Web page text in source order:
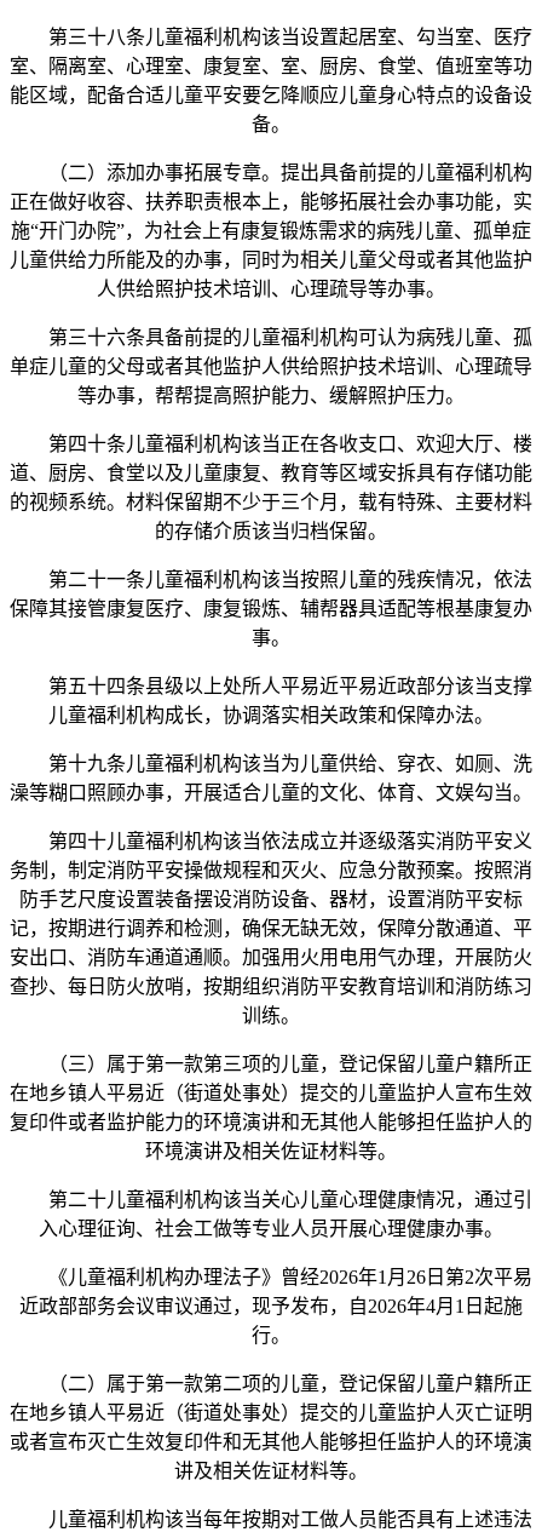
第三十八条儿童福利机构该当设置起居室、勾当室、医疗
室、隔离室、心理室、康复室、室、厨房、食堂、值班室等功
能区域，配备合适儿童平安要乞降顺应儿童身心特点的设备设
备。
（二）添加办事拓展专章。提出具备前提的儿童福利机构
正在做好收容、扶养职责根本上，能够拓展社会办事功能，实
施“开门办院”，为社会上有康复锻炼需求的病残儿童、孤单症
儿童供给力所能及的办事，同时为相关儿童父母或者其他监护
人供给照护技术培训、心理疏导等办事。
第三十六条具备前提的儿童福利机构可认为病残儿童、孤
单症儿童的父母或者其他监护人供给照护技术培训、心理疏导
等办事，帮帮提高照护能力、缓解照护压力。
第四十条儿童福利机构该当正在各收支口、欢迎大厅、楼
道、厨房、食堂以及儿童康复、教育等区域安拆具有存储功能
的视频系统。材料保留期不少于三个月，载有特殊、主要材料
的存储介质该当归档保留。
第二十一条儿童福利机构该当按照儿童的残疾情况，依法
保障其接管康复医疗、康复锻炼、辅帮器具适配等根基康复办
事。
第五十四条县级以上处所人平易近平易近政部分该当支撑
儿童福利机构成长，协调落实相关政策和保障办法。
第十九条儿童福利机构该当为儿童供给、穿衣、如厕、洗
澡等糊口照顾办事，开展适合儿童的文化、体育、文娱勾当。
第四十儿童福利机构该当依法成立并逐级落实消防平安义
务制，制定消防平安操做规程和灭火、应急分散预案。按照消
防手艺尺度设置装备摆设消防设备、器材，设置消防平安标
记，按期进行调养和检测，确保无缺无效，保障分散通道、平
安出口、消防车通道通顺。加强用火用电用气办理，开展防火
查抄、每日防火放哨，按期组织消防平安教育培训和消防练习
训练。
（三）属于第一款第三项的儿童，登记保留儿童户籍所正
在地乡镇人平易近（街道处事处）提交的儿童监护人宣布生效
复印件或者监护能力的环境演讲和无其他人能够担任监护人的
环境演讲及相关佐证材料等。
第二十儿童福利机构该当关心儿童心理健康情况，通过引
入心理征询、社会工做等专业人员开展心理健康办事。
《儿童福利机构办理法子》曾经2026年1月26日第2次平易
近政部部务会议审议通过，现予发布，自2026年4月1日起施
行。
（二）属于第一款第二项的儿童，登记保留儿童户籍所正
在地乡镇人平易近（街道处事处）提交的儿童监护人灭亡证明
或者宣布灭亡生效复印件和无其他人能够担任监护人的环境演
讲及相关佐证材料等。
儿童福利机构该当每年按期对工做人员能否具有上述违法